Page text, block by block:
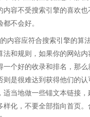
内容不受搜索引擎的喜欢
不会好。
内容应符合搜索引擎的算
法和规则，如果你的网站内
一个好的收录和排名，那
则是很难达到获得他们的
适当地做一些锚文本链接，
样化，不要全部指向首页